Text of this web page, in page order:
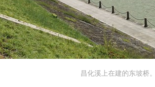
昌化溪上在建的东坡桥。